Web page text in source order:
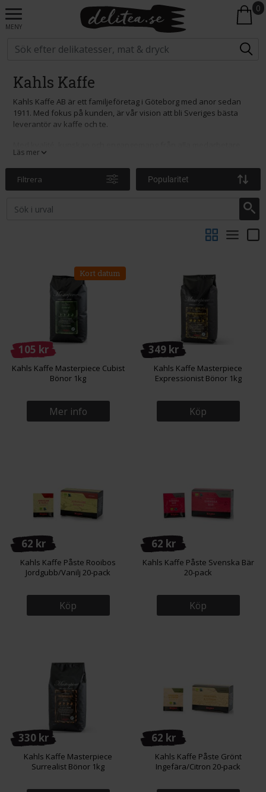
MENY
0
Kahls Kaffe
Kahls Kaffe AB är ett familjeföretag i Göteborg med anor sedan
1911. Med fokus på kunden, är vår vision att bli Sveriges bästa
leverantör av kaffe och te.
kommer vi att utveckla våra kunder bättre.
Läs mer
Filtrera Popularitet
105 kr
Kort datum
Kahls Kaffe Masterpiece Cubist
Bönor 1kg
Mer info
349 kr
Kahls Kaffe Masterpiece
Expressionist Bönor 1kg
Köp
62 kr
Kahls Kaffe Påste Rooibos
Jordgubb/Vanilj 20-pack
Köp
62 kr
Kahls Kaffe Påste Svenska Bär
20-pack
Köp
330 kr
Kahls Kaffe Masterpiece
Surrealist Bönor 1kg
62 kr
Kahls Kaffe Påste Grönt
Ingefära/Citron 20-pack